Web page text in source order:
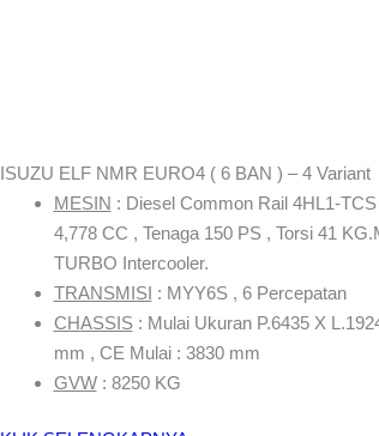
ISUZU ELF NMR EURO4 ( 6 BAN ) – 4 Variant
MESIN : Diesel Common Rail 4HL1-
4,778 CC , Tenaga 150 PS , Torsi 41
TURBO Intercooler.
TRANSMISI : MYY6S , 6 Percepatan
CHASSIS: Mulai Ukuran P.6435 X
mm , CE Mulai : 3830 mm
GVW: 8250 KG